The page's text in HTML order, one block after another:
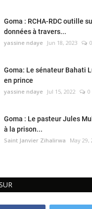
Goma : RCHA-RDC outille
données à travers...
yassine ndaye Jun 18, 2023 0
Goma: Le sénateur Bahati
en prince
yassine ndaye Jul 15, 2022 0
Goma : Le pasteur Jules
à la prison...
Saint Janvier Zihalirwa May 29,